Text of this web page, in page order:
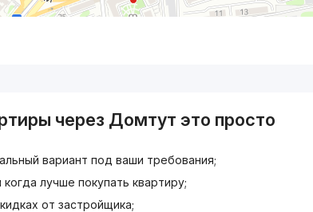
через Домтут это просто
вариант под ваши требования;
лучше покупать квартиру;
от застройщика;